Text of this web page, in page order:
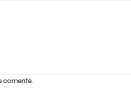
comente.